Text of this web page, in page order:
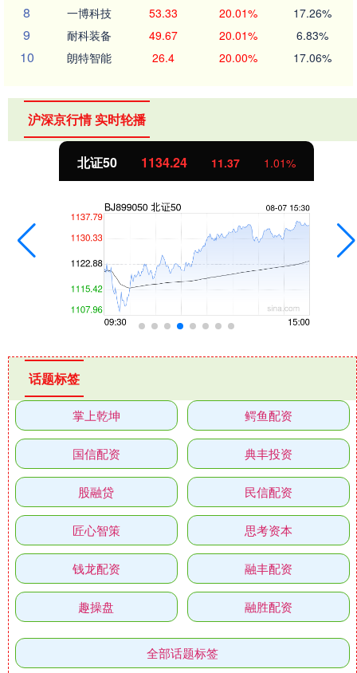
8 一博科技 53.33 20.01% 17.26%
9 耐科装备 49.67 20.01% 6.83%
10 朗特智能 26.4 20.00% 17.06%
沪深京行情 实时轮播
北证50 1134.24 11.37 1.01%
话题标签
掌上乾坤 鳄鱼配资
国信配资 典丰投资
股融贷 民信配资
匠心智策 思考资本
钱龙配资 融丰配资
趣操盘 融胜配资
全部话题标签